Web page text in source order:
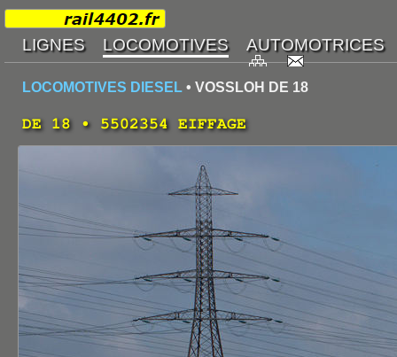
LOCOMOTIVES DIESEL • VOSSLOH DE 18
DE 18 • 5502354 EIFFAGE